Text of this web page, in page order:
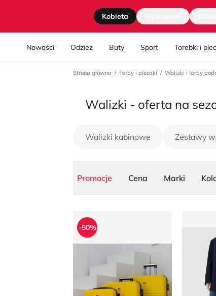
Nawgiacja kategorii
Kobieta
Nowości Odzież Buty Sport Torebki i
Strona główna Torby i plecaki Walizki i torby
Walizki - oferta na
Walizki kabinowe Zestawy
Promocje Cena Marki
Walizka
-50%
Walizka